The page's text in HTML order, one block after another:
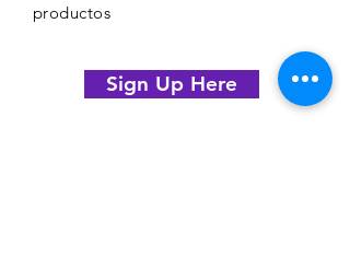
productos
Sign Up Here